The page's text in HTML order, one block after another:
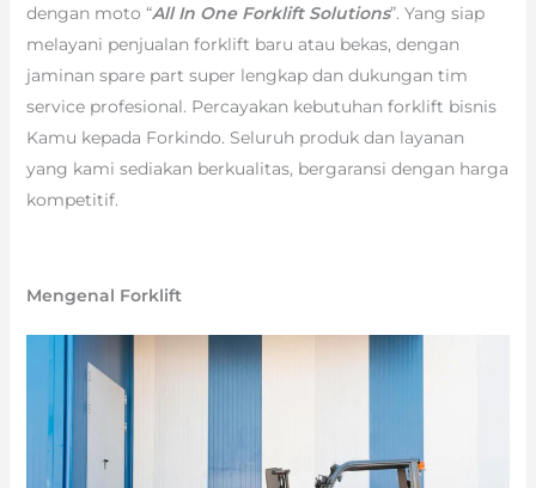
dengan moto “All In One Forklift Solutions”. Yang siap
melayani penjualan forklift baru atau bekas, dengan
jaminan spare part super lengkap dan dukungan tim
service profesional. Percayakan kebutuhan forklift bisnis
Kamu kepada Forkindo. Seluruh produk dan layanan
yang kami sediakan berkualitas, bergaransi dengan harga
kompetitif.
Mengenal Forklift